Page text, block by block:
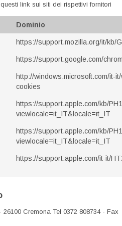
link sui siti dei rispettivi fornitori
Dominio
https://support.mozilla.org/it/kb/
https://support.google.com/
http://windows.microsoft.com/it-
cookies
https://support.apple.com/kb/
viewlocale=it_IT&locale=it_IT
https://support.apple.com/kb/
viewlocale=it_IT&locale=it_IT
https://support.apple.com/it-it/
Cremona Tel 0372 808734 - Fax